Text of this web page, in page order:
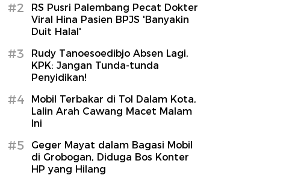
#2
RS Pusri Palembang Pecat Dokter
Viral Hina Pasien BPJS 'Banyakin
Duit Halal'
#3
Rudy Tanoesoedibjo Absen Lagi,
KPK: Jangan Tunda-tunda
Penyidikan!
#4
Mobil Terbakar di Tol Dalam Kota,
Lalin Arah Cawang Macet Malam
Ini
#5
Geger Mayat dalam Bagasi Mobil
di Grobogan, Diduga Bos Konter
HP yang Hilang